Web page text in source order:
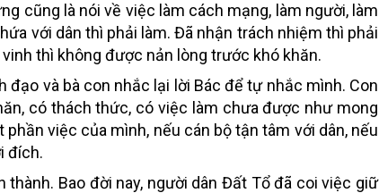
cũng là nói về việc làm cách mạng, làm người, làm
với dân thì phải làm. Đã nhận trách nhiệm thì phải
thì không được nản lòng trước khó khăn.
và bà con nhắc lại lời Bác để tự nhắc mình. Con
có thách thức, có việc làm chưa được như mong
việc của mình, nếu cán bộ tận tâm với dân, nếu
đích.
Bao đời nay, người dân Đất Tổ đã coi việc giữ